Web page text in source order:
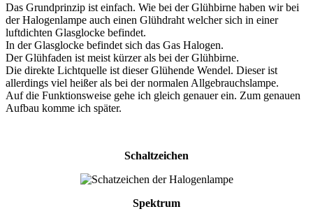
Das Grundprinzip ist einfach. Wie bei der Glühbirne haben wir bei
der Halogenlampe auch einen Glühdraht welcher sich in einer
luftdichten Glasglocke befindet.
In der Glasglocke befindet sich das Gas Halogen.
Der Glühfaden ist meist kürzer als bei der Glühbirne.
Die direkte Lichtquelle ist dieser Glühende Wendel. Dieser ist
allerdings viel heißer als bei der normalen Allgebrauchslampe.
Auf die Funktionsweise gehe ich gleich genauer ein. Zum genauen
Aufbau komme ich später.
Schaltzeichen
Spektrum